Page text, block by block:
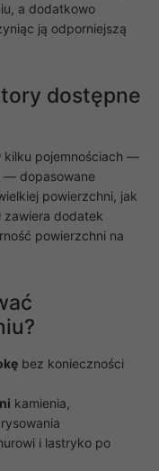
a dodatkowo
ją odporniejszą
dostępne
kilku pojemnościach —
— dopasowane
powierzchni, jak
zawiera dodatek
powierzchni na
bez konieczności
kamienia,
i lastryko po